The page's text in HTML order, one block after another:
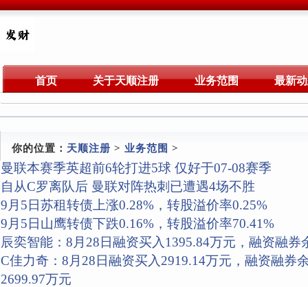
首页 关于天顺注册 业务范围 最新
你的位置： 天顺注册 > 业务范围 >
曼联本赛季英超前6轮打进5球 仅好于07-08赛季
自从C罗离队后 曼联对阵热刺已遭遇4场不胜
9月5日苏租转债上涨0.28%，转股溢价率0.25%
9月5日山鹰转债下跌0.16%，转股溢价率70.41%
辰奕智能：8月28日融资买入1395.84万元，融资融券
C佳力奇：8月28日融资买入2919.14万元，融资融券
2699.97万元